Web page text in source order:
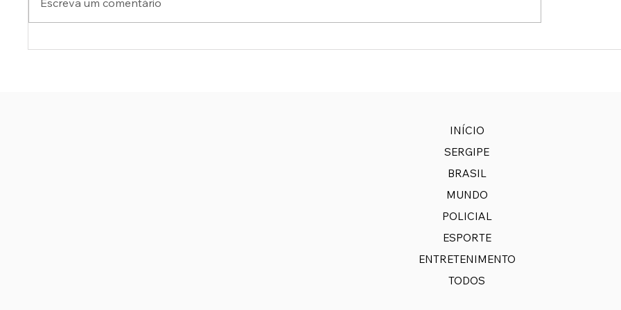
Escreva um comentário
INÍCIO
SERGIPE
BRASIL
MUNDO
POLICIAL
ESPORTE
ENTRETENIMENTO
TODOS